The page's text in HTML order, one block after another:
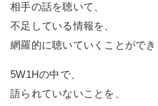
相手の話を聴いて、
不足している情報を、
網羅的に聴いていくことができ
5W1Hの中で、
語られていないことを、